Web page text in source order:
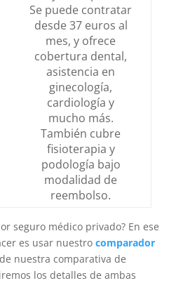
Se puede contratar
desde 37 euros al
mes, y ofrece
cobertura dental,
asistencia en
ginecología,
cardiología y
mucho más.
También cubre
fisioterapia y
podología bajo
modalidad de
reembolso.
seguro médico privado? En ese
es usar nuestrocomparador
nuestra comparativa de
los detalles de ambas